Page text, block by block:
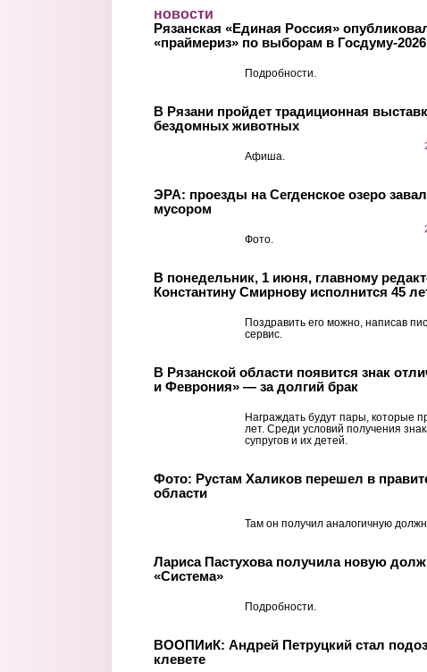
новости
Рязанская «Единая Россия»
«праймериз» по выборам в Госдуму-2026
Подробности.
В Рязани пройдет традиционная
бездомных животных
Афиша.
ЭРА: проезды на Сегденское озеро
мусором
Фото.
В понедельник, 1 июня, главному
Константину Смирнову исполнится 45
Поздравить его можно, написав
сервис.
В Рязанской области появится знак
и Феврония» — за долгий брак
Награждать будут пары, которые
лет. Среди условий получения
супругов и их детей.
Фото: Рустам Халиков перешел в
области
Там он получил аналогичную
Лариса Пастухова получила новую
«Система»
Подробности.
ВООПИиК: Андрей Петруцкий стал
клевете